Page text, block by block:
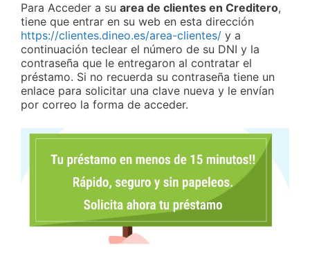
Para Acceder a su area de clientes en Creditero,
tiene que entrar en su web en esta dirección
https://clientes.dineo.es/area-clientes/ y a
continuación teclear el número de su DNI y la
contraseña que le entregaron al contratar el
préstamo. Si no recuerda su contraseña tiene un
enlace para solicitar una clave nueva y le envían
por correo la forma de acceder.